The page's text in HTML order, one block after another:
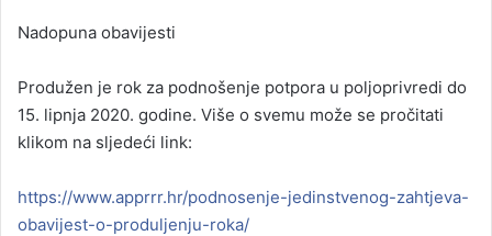
Nadopuna obavijesti
Produžen je rok za podnošenje potpora u poljoprivredi do
15. lipnja 2020. godine. Više o svemu može se pročitati
klikom na sljedeći link:
https://www.apprrr.hr/podnosenje-jedinstvenog-zahtjeva-
obavijest-o-produljenju-roka/